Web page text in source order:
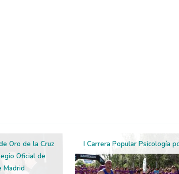
Oro de la Cruz
Oficial de
Madrid
I Carrera Popular Psicología